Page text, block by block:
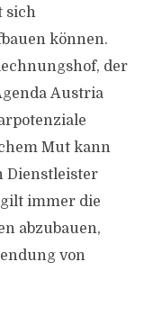
sich
können.
der
Austria
Mut kann
Dienstleister
immer die
abzubauen,
von